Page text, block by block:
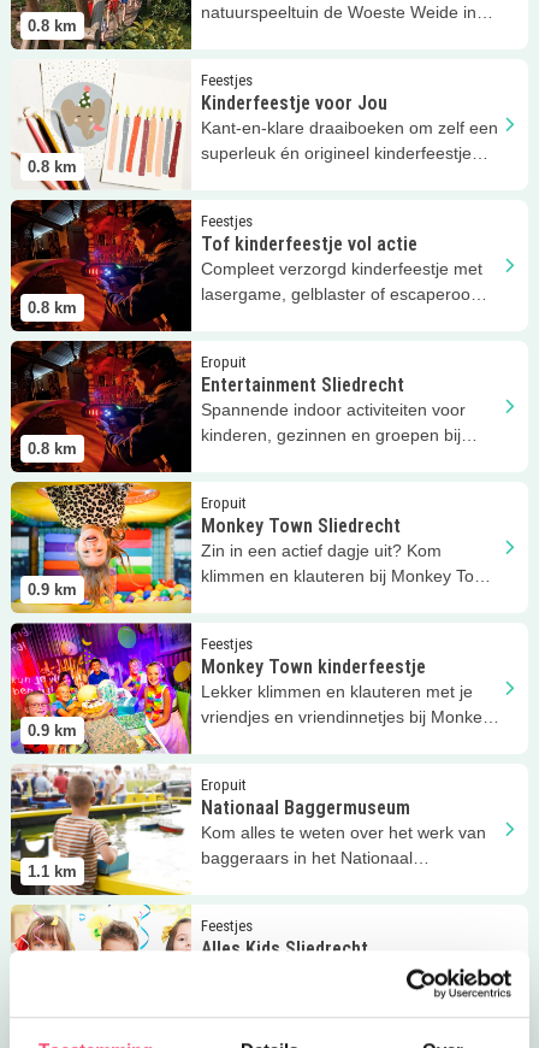
0.8 km
natuurspeeltuin de Woeste Weide in
0.8 km
Feestjes
Kinderfeestje voor Jou
Kant-en-klare draaiboeken om zelf een
superleuk én origineel kinderfeestje
Lees meer Kinderfeestje voor Jou
0.8 km
Feestjes
Tof kinderfeestje vol actie
Compleet verzorgd kinderfeestje met
lasergame, gelblaster of escaperooms
Lees meer Tof kinderfeestje vol actie
0.8 km
Eropuit
Entertainment Sliedrecht
Spannende indoor activiteiten voor
kinderen, gezinnen en groepen bij
Lees meer Entertainment Sliedrecht
0.9 km
Eropuit
Monkey Town Sliedrecht
Zin in een actief dagje uit? Kom
klimmen en klauteren bij Monkey Town
Lees meer Monkey Town Sliedrecht
0.9 km
Feestjes
Monkey Town kinderfeestje
Lekker klimmen en klauteren met je
vriendjes en vriendinnetjes bij Monkey
Lees meer Monkey Town kinderfeestje
1.1 km
Eropuit
Nationaal Baggermuseum
Kom alles te weten over het werk van
baggeraars in het Nationaal
Lees meer Nationaal Baggermuseum
Feestjes
Alles Kids Sliedrecht
Kant-en-klare verjaardagspakketten
voor hen die een steuntje in de rug
kunnen gebruiken.
Lees meerAlles Kids Sliedrecht